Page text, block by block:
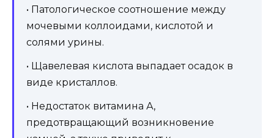
• Патологическое соотношение между
мочевыми коллоидами, кислотой и
солями урины.
• Щавелевая кислота выпадает осадок в
виде кристаллов.
• Недостаток витамина А,
предотвращающий возникновение